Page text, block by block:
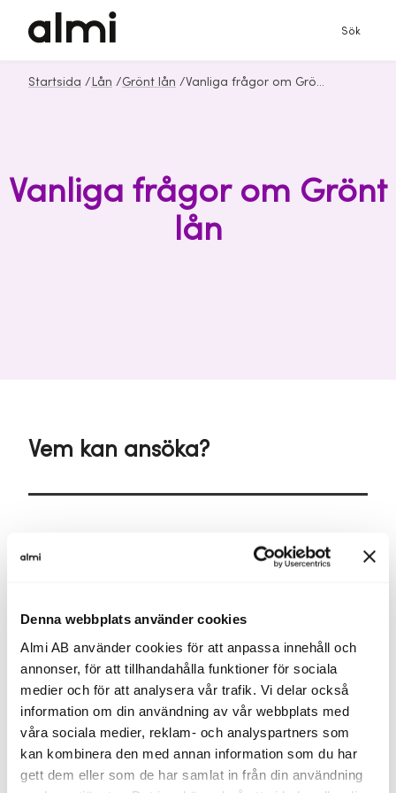
Denna webbplats använder cookies
Almi AB använder cookies för att anpassa innehåll och
annonser, för att tillhandahålla funktioner för sociala
medier och för att analysera vår trafik. Vi delar också
information om din användning av vår webbplats med
våra sociala medier, reklam- och analyspartners som
kan kombinera den med annan information som du har
gett dem eller som de har samlat in från din användning
Sök
Startsida / Lån /Grönt lån / Vanliga frågor om Grönt lån från Almi
Vanliga frågor om Grönt
lån
Vem kan ansöka?
Vem kan ansöka om Grönt lån hos Almi?
Du kan ansöka om Grönt lån om du driver ett företag
hållbarhetskriterier som är kopplade till
Rådgivaren hjälper dig att bedöma om din satsning
uppfyller kraven.
Läs mer om vem som kan ansöka om lån hos Almi